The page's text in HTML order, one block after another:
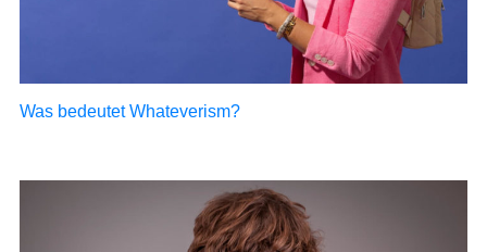
Was bedeutet Whateverism?